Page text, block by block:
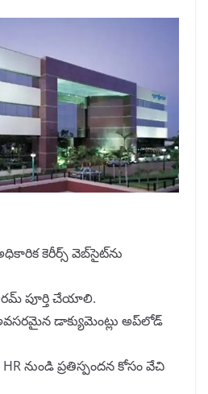
కెరీర్స్ వెబ్‌సైట్‌ను
పూర్తి చేయాలి.
డాక్యుమెంట్లు అప్‌లోడ్
నుండి ప్రతిస్పందన కోసం వేచి